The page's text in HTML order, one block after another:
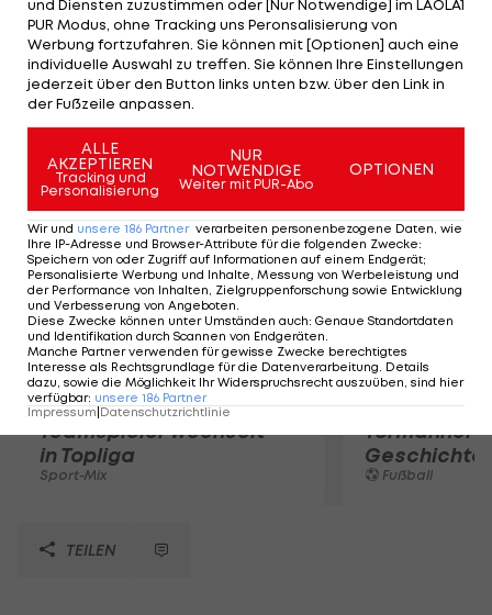
das Match für sich. In der dritten Runde trifft der
32-Jährige auf den Sieger aus Granollers (ESP/30)
gegen Giraldo. John Isner kämpft Jarkko
Nieminen (FIN) 7:6(17),7:6(3),7:5 nieder.
Mehr zum Thema
Karrieresprung! ÖVV-
Teamspieler wechselt
in Topliga
Sport-Mix
Die
Tormänner
Geschichte
Fußball
TEILEN
und Diensten zuzustimmen oder [Nur Notwendige] im LAOLA1
PUR Modus, ohne Tracking uns Peronsalisierung von
Werbung fortzufahren. Sie können mit [Optionen] auch eine
individuelle Auswahl zu treffen. Sie können Ihre Einstellungen
jederzeit über den Button links unten bzw. über den Link in
der Fußzeile anpassen.
ALLE
AKZEPTIEREN
Tracking und
Personalisierung
NUR
NOTWENDIGE
Weiter mit PUR-Abo
OPTIONEN
Wir und unsere 186 Partner verarbeiten personenbezogene Daten, wie
Ihre IP-Adresse und Browser-Attribute für die folgenden Zwecke:
Speichern von oder Zugriff auf Informationen auf einem Endgerät;
Personalisierte Werbung und Inhalte, Messung von Werbeleistung und
der Performance von Inhalten, Zielgruppenforschung sowie Entwicklung
und Verbesserung von Angeboten.
Diese Zwecke können unter Umständen auch: Genaue Standortdaten
und Identifikation durch Scannen von Endgeräten.
Manche Partner verwenden für gewisse Zwecke berechtigtes
Interesse als Rechtsgrundlage für die Datenverarbeitung. Details
dazu, sowie die Möglichkeit Ihr Widerspruchsrecht auszuüben, sind hier
verfügbar: unsere 186 Partner
Impressum Datenschutzrichtlinie